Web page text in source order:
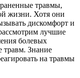
травмы,
жизни. Хотя они
дискомфорт и
лучшие
болевых
травм. Знание
на травмы